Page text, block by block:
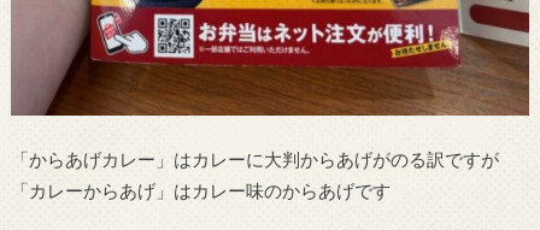
「からあげカレー」はカレーに大判からあげがのる訳ですが
「カレーからあげ」はカレー味のからあげです